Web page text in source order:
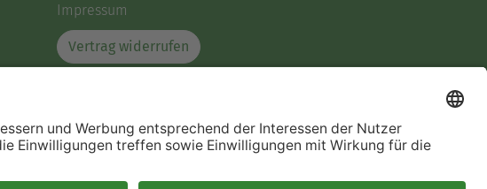
Impressum
Vertrag widerrufen